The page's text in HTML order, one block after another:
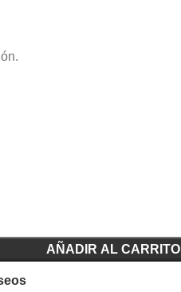
AÑADIR AL CARRITO